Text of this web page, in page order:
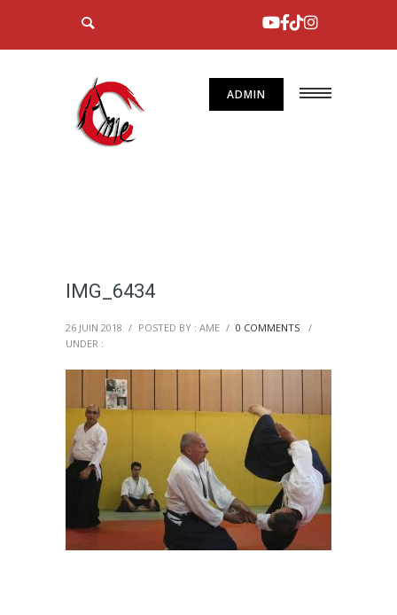
ADMIN
IMG_6434
26 JUIN 2018 / POSTED BY : AME / 0 COMMENTS
/
UNDER :